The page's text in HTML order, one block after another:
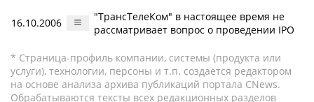
16.10.2006
"ТрансТелеКом" в настоящее время не
рассматривает вопрос о проведении IPO
* Страница-профиль компании, системы (продукта или
услуги), технологии, персоны и т.п. создается редактором
на основе анализа архива публикаций портала CNews.
Обрабатываются тексты всех редакционных разделов